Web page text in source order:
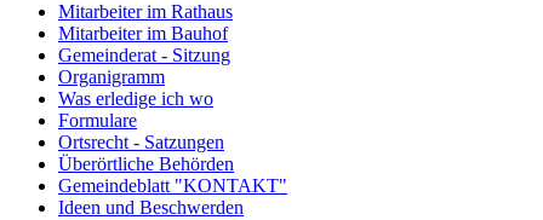
Mitarbeiter im Rathaus
Mitarbeiter im Bauhof
Gemeinderat - Sitzung
Organigramm
Was erledige ich wo
Formulare
Ortsrecht - Satzungen
Überörtliche Behörden
Gemeindeblatt "KONTAKT"
Ideen und Beschwerden